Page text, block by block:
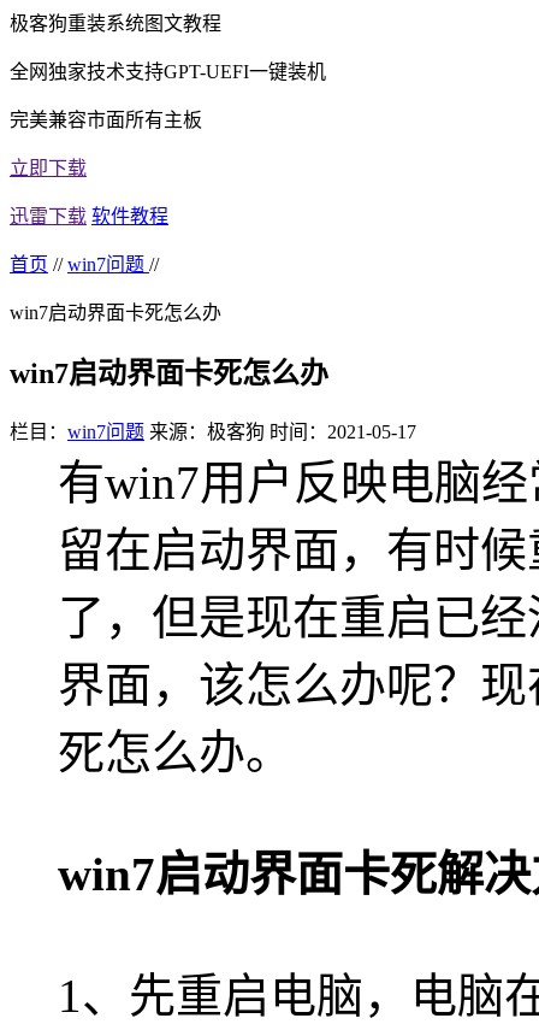
极客狗重装系统图文教程
全网独家技术支持GPT-UEFI一键装机
完美兼容市面所有主板
立即下载
迅雷下载 软件教程
首页 // win7问题 //
win7启动界面卡死怎么办
win7启动界面卡死怎么办
栏目： win7问题 来源：极客狗 时间：2021-05-17
有win7用户反映电脑
留在启动界面，有时
了，但是现在重启已
界面，该怎么办呢？
死怎么办。
win7启动界面卡死解
1、先重启电脑，电脑